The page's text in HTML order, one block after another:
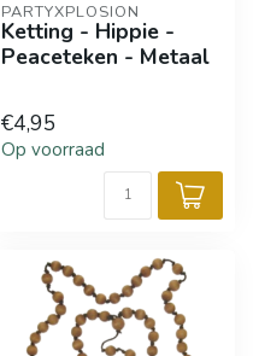
PARTYXPLOSION
Ketting - Hippie -
Peaceteken - Metaal
€4,95
Op voorraad